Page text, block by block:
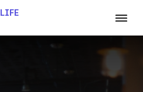
LIFE